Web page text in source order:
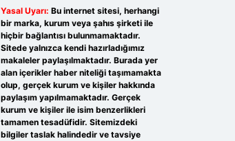
Yasal Uyarı: Bu internet sitesi, herhangi
bir marka, kurum veya şahıs şirketi ile
hiçbir bağlantısı bulunmamaktadır.
Sitede yalnızca kendi hazırladığımız
makaleler paylaşılmaktadır. Burada yer
alan içerikler haber niteliği taşımamakta
olup, gerçek kurum ve kişiler hakkında
paylaşım yapılmamaktadır. Gerçek
kurum ve kişiler ile isim benzerlikleri
tamamen tesadüfidir. Sitemizdeki
bilgiler taslak halindedir ve tavsiye